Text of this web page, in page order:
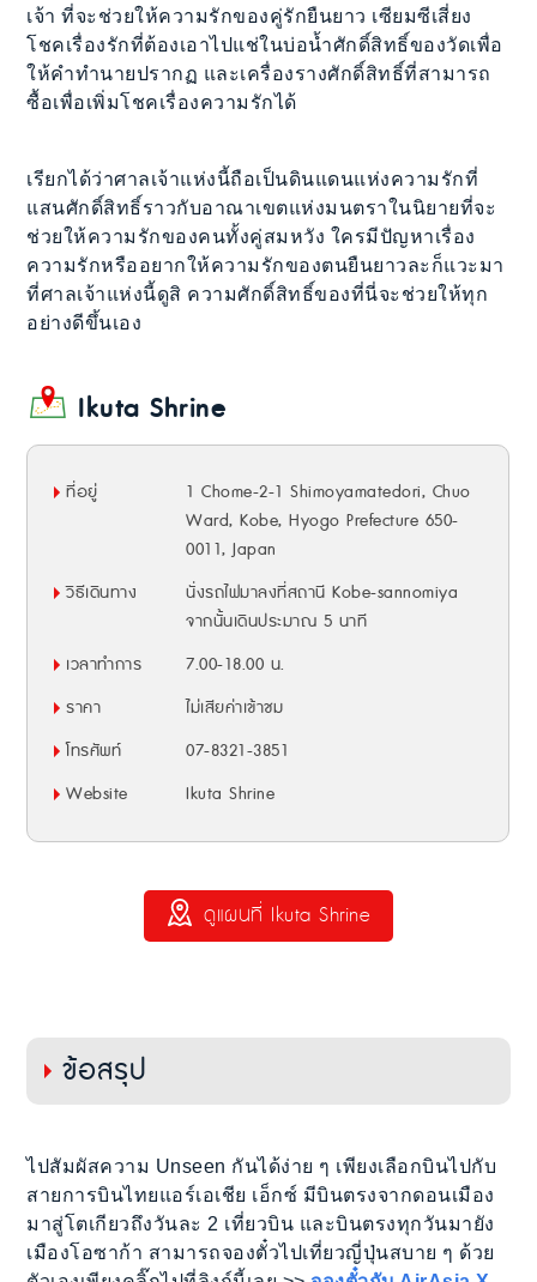
เจ้า ที่จะช่วยให้ความรักของคู่รักยืนยาว เซียมซีเสี่ยง
โชคเรื่องรักที่ต้องเอาไปแช่ในบ่อน้ำศักดิ์สิทธิ์ของวัดเพื่อ
ให้คำทำนายปรากฏ และเครื่องรางศักดิ์สิทธิ์ที่สามารถ
ซื้อเพื่อเพิ่มโชคเรื่องความรักได้
เรียกได้ว่าศาลเจ้าแห่งนี้ถือเป็นดินแดนแห่งความรักที่
แสนศักดิ์สิทธิ์ราวกับอาณาเขตแห่งมนตราในนิยายที่จะ
ช่วยให้ความรักของคนทั้งคู่สมหวัง ใครมีปัญหาเรื่อง
ความรักหรืออยากให้ความรักของตนยืนยาวละก็แวะมา
ที่ศาลเจ้าแห่งนี้ดูสิ ความศักดิ์สิทธิ์ของที่นี่จะช่วยให้ทุก
อย่างดีขึ้นเอง
Ikuta Shrine
ที่อยู่
1 Chome-2-1 Shimoyamatedori, Chuo
Ward, Kobe, Hyogo Prefecture 650-
0011, Japan
วิธีเดินทาง
นั่งรถไฟมาลงที่สถานี Kobe-sannomiya
จากนั้นเดินประมาณ 5 นาที
เวลาทำการ
7.00-18.00 น.
ราคา
ไม่เสียค่าเข้าชม
โทรศัพท์
07-8321-3851
Website
Ikuta Shrine
ดูแผนที่ Ikuta Shrine
ข้อสรุป
ไปสัมผัสความ Unseen กันได้ง่าย ๆ เพียงเลือกบินไปกับ
สายการบินไทยแอร์เอเชีย เอ็กซ์ มีบินตรงจากดอนเมือง
มาสู่โตเกียวถึงวันละ 2 เที่ยวบิน และบินตรงทุกวันมายัง
เมืองโอซาก้า สามารถจองตั๋วไปเที่ยวญี่ปุ่นสบาย ๆ ด้วย